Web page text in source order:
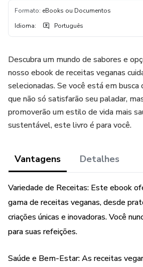
Formato: eBooks ou Documentos
Idioma: Português
Descubra um mundo de sabores e
nosso ebook de receitas veganas
selecionadas. Se você está em
que não só satisfarão seu paladar,
promoverão um estilo de vida mais
sustentável, este livro é para você.
Vantagens Detalhes
Variedade de Receitas: Este ebook
gama de receitas veganas, desde
criações únicas e inovadoras. Você
para suas refeições.
Saúde e Bem-Estar: As receitas